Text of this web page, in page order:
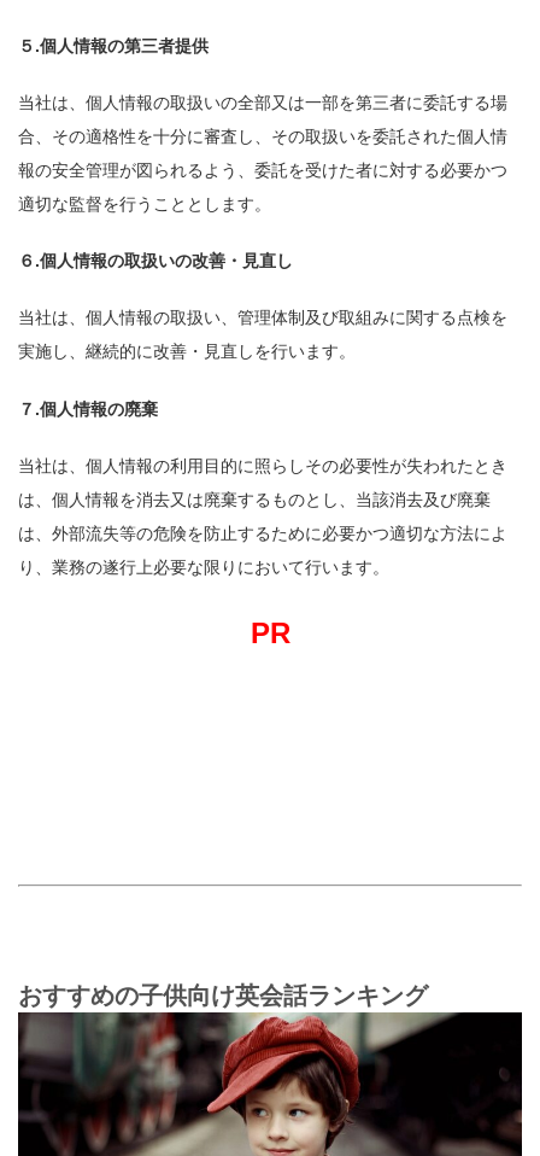
５.個人情報の第三者提供
当社は、個人情報の取扱いの全部又は一部を第三者に委託する場
合、その適格性を十分に審査し、その取扱いを委託された個人情
報の安全管理が図られるよう、委託を受けた者に対する必要かつ
適切な監督を行うこととします。
６.個人情報の取扱いの改善・見直し
当社は、個人情報の取扱い、管理体制及び取組みに関する点検を
実施し、継続的に改善・見直しを行います。
７.個人情報の廃棄
当社は、個人情報の利用目的に照らしその必要性が失われたとき
は、個人情報を消去又は廃棄するものとし、当該消去及び廃棄
は、外部流失等の危険を防止するために必要かつ適切な方法によ
り、業務の遂行上必要な限りにおいて行います。
PR
おすすめの子供向け英会話ランキング